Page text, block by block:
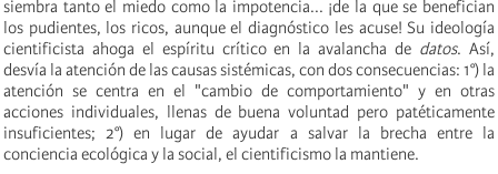
siembra tanto el miedo como la impotencia... ¡de la que se benefician
los pudientes, los ricos, aunque el diagnóstico les acuse! Su ideología
cientificista ahoga el espíritu crítico en la avalancha de datos. Así,
desvía la atención de las causas sistémicas, con dos consecuencias: 1°) la
atención se centra en el "cambio de comportamiento" y en otras
acciones individuales, llenas de buena voluntad pero patéticamente
insuficientes; 2°) en lugar de ayudar a salvar la brecha entre la
conciencia ecológica y la social, el cientificismo la mantiene.